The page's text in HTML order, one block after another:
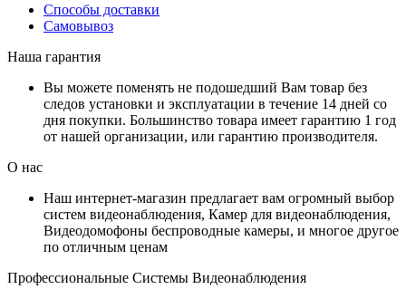
Способы доставки
Самовывоз
Наша гарантия
Вы можете поменять не подошедший Вам товар без
следов установки и эксплуатации в течение 14 дней со
дня покупки. Большинство товара имеет гарантию 1 год
от нашей организации, или гарантию производителя.
О нас
Наш интернет-магазин предлагает вам огромный выбор
систем видеонаблюдения, Камер для видеонаблюдения,
Видеодомофоны беспроводные камеры, и многое другое
по отличным ценам
Профессиональные Системы Видеонаблюдения